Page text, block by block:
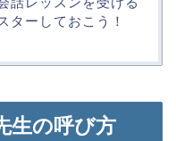
ターしておこう！
生の呼び方